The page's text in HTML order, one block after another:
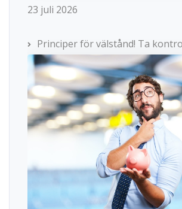
23 juli 2026
Principer för välstånd! Ta